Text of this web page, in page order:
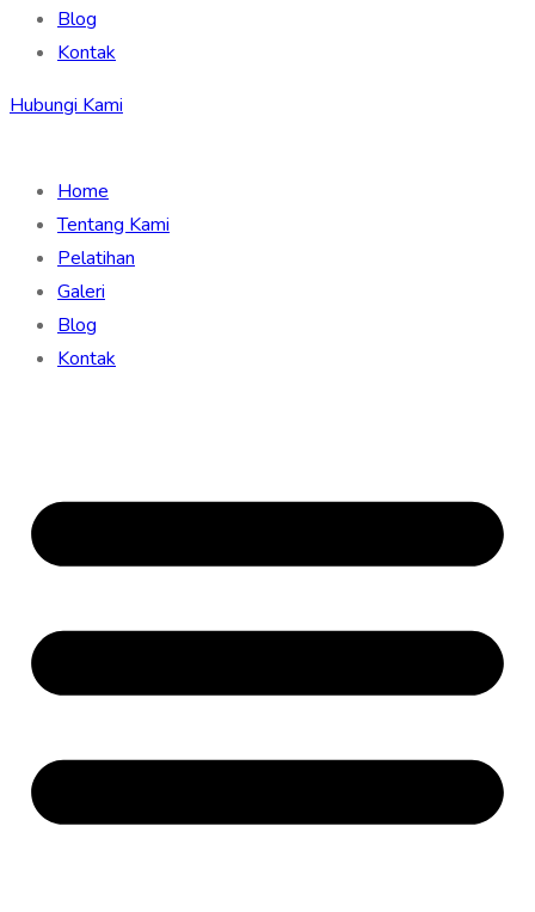
Blog
Kontak
Hubungi Kami
Home
Tentang Kami
Pelatihan
Galeri
Blog
Kontak